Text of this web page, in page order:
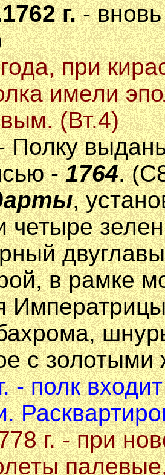
г.-
при
имели
(Вт.4)
Полку
-1764.
,
четыре
в рамке
с
- полк
г. - при